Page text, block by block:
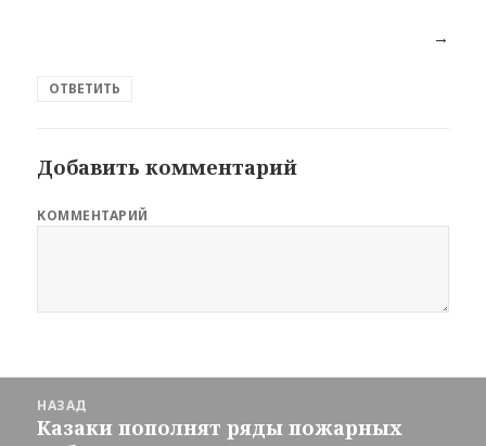
→
ОТВЕТИТЬ
Добавить комментарий
КОММЕНТАРИЙ
НАЗАД
Предыдущая
Казаки пополнят ряды пожарных